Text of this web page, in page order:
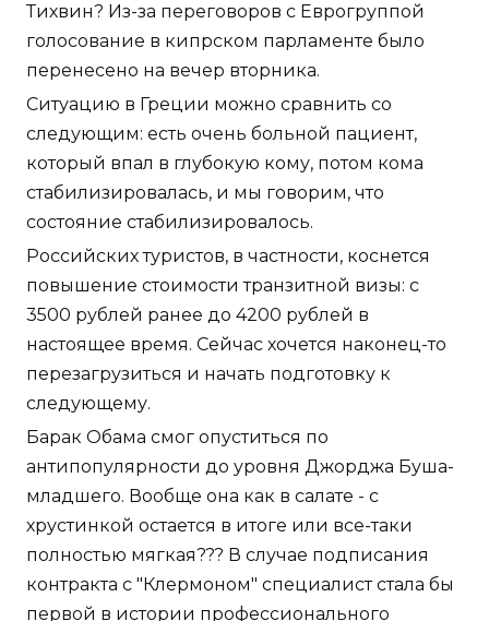
Тихвин? Из-за переговоров с Еврогруппой
голосование в кипрском парламенте было
перенесено на вечер вторника.
Ситуацию в Греции можно сравнить со
следующим: есть очень больной пациент,
который впал в глубокую кому, потом кома
стабилизировалась, и мы говорим, что
состояние стабилизировалось.
Российских туристов, в частности, коснется
повышение стоимости транзитной визы: с
3500 рублей ранее до 4200 рублей в
настоящее время. Сейчас хочется наконец-то
перезагрузиться и начать подготовку к
следующему.
Барак Обама смог опуститься по
антипопулярности до уровня Джорджа Буша-
младшего. Вообще она как в салате - с
хрустинкой остается в итоге или все-таки
полностью мягкая??? В случае подписания
контракта с "Клермоном" специалист стала бы
первой в истории профессионального